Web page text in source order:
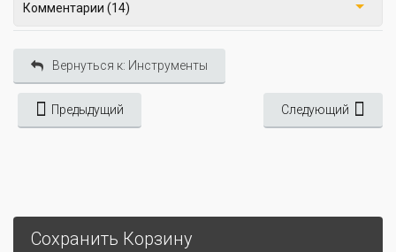
Комментарии (14)
Вернуться к: Инструменты
Предыдущий Следующий
Сохранить Корзину